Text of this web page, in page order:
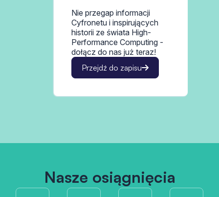
Nie przegap informacji
Cyfronetu i inspirujących
historii ze świata High-
Performance Computing -
dołącz do nas już teraz!
Przejdź do zapisu
Nasze osiągnięcia